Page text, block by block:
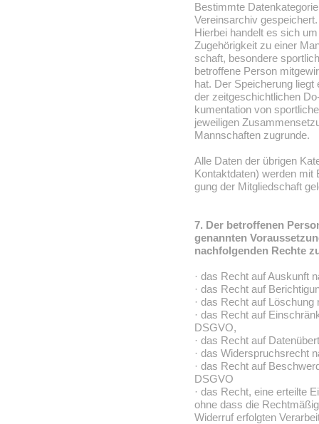
Bestimmte
Vereinsarchiv gespeichert.
Hierbei handelt es sich
Zugehörigkeit zu einer
schaft, besondere
betroffene Person
hat. Der Speicherung
der zeitgeschichtlichen
kumentation von
jeweiligen
Mannschaften zugrunde.
Alle Daten der übrigen
Kontaktdaten) werden mit
gung der Mitgliedschaft
7. Der betroffenen
genannten
nachfolgenden Rechte
· das Recht auf Auskunft
· das Recht auf
· das Recht auf
· das Recht auf
DSGVO,
· das Recht auf
· das Widerspruchsrecht
· das Recht auf
DSGVO
· das Recht, eine erteilte
ohne dass die
Widerruf erfolgten